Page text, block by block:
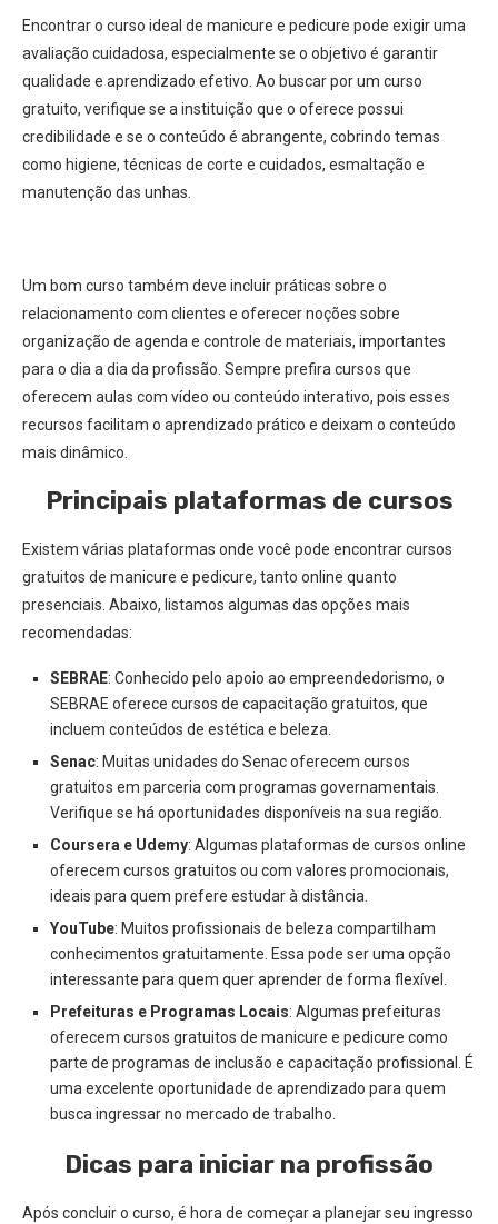
Encontrar o curso ideal de manicure e pedicure pode exigir uma
avaliação cuidadosa, especialmente se o objetivo é garantir
qualidade e aprendizado efetivo. Ao buscar por um curso
gratuito, verifique se a instituição que o oferece possui
credibilidade e se o conteúdo é abrangente, cobrindo temas
como higiene, técnicas de corte e cuidados, esmaltação e
manutenção das unhas.
Um bom curso também deve incluir práticas sobre o
relacionamento com clientes e oferecer noções sobre
organização de agenda e controle de materiais, importantes
para o dia a dia da profissão. Sempre prefira cursos que
oferecem aulas com vídeo ou conteúdo interativo, pois esses
recursos facilitam o aprendizado prático e deixam o conteúdo
mais dinâmico.
Principais plataformas de cursos
Existem várias plataformas onde você pode encontrar cursos
gratuitos de manicure e pedicure, tanto online quanto
presenciais. Abaixo, listamos algumas das opções mais
recomendadas:
SEBRAE: Conhecido pelo apoio ao empreendedorismo, o
SEBRAE oferece cursos de capacitação gratuitos, que
incluem conteúdos de estética e beleza.
Senac: Muitas unidades do Senac oferecem cursos
gratuitos em parceria com programas governamentais.
Verifique se há oportunidades disponíveis na sua região.
Coursera e Udemy: Algumas plataformas de cursos online
oferecem cursos gratuitos ou com valores promocionais,
ideais para quem prefere estudar à distância.
YouTube: Muitos profissionais de beleza compartilham
conhecimentos gratuitamente. Essa pode ser uma opção
interessante para quem quer aprender de forma flexível.
Prefeituras e Programas Locais: Algumas prefeituras
oferecem cursos gratuitos de manicure e pedicure como
parte de programas de inclusão e capacitação profissional. É
uma excelente oportunidade de aprendizado para quem
busca ingressar no mercado de trabalho.
Dicas para iniciar na profissão
Após concluir o curso, é hora de começar a planejar seu ingresso